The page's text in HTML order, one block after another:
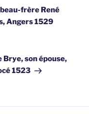
frère René
Angers 1529
Brye, son épouse,
1523